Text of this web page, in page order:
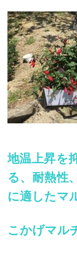
地温上昇を
る、耐熱性
に適したマ
こかげマル